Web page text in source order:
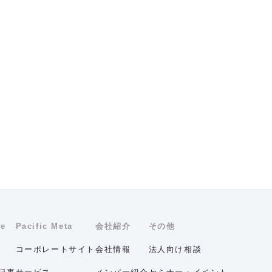
Pacific Meta
コーポレートサイト
会社紹介
会社情報
その他
法人向け相談